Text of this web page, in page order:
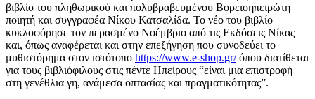
βιβλίο του πληθωρικού και πολυβραβευμένου Βορειοηπειρώτη
ποιητή και συγγραφέα Νίκου Κατσαλίδα. Το νέο του βιβλίο
κυκλοφόρησε τον περασμένο Νοέμβριο από τις Εκδόσεις Νίκας
και, όπως αναφέρεται και στην επεξήγηση που συνοδεύει το
μυθιστόρημα στον ιστότοπο https://www.e-shop.gr/όπου διατίθεται
για τους βιβλιόφιλους στις πέντε Ηπείρους “είναι μια επιστροφή
στη γενέθλια γη, ανάμεσα οπτασίας και πραγματικότητας”.